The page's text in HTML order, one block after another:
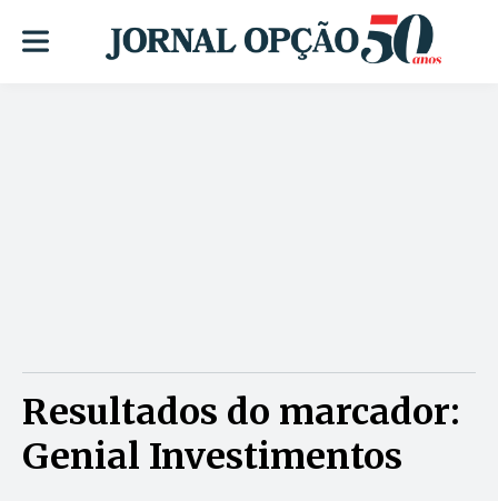
Resultados do marcador:
Genial Investimentos